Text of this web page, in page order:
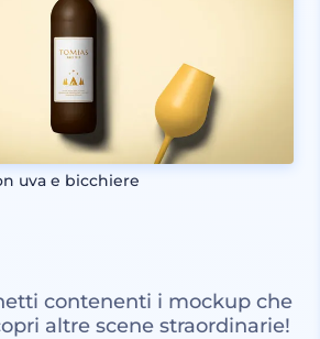
uva e bicchiere
contenenti i mockup che
altre scene straordinarie!